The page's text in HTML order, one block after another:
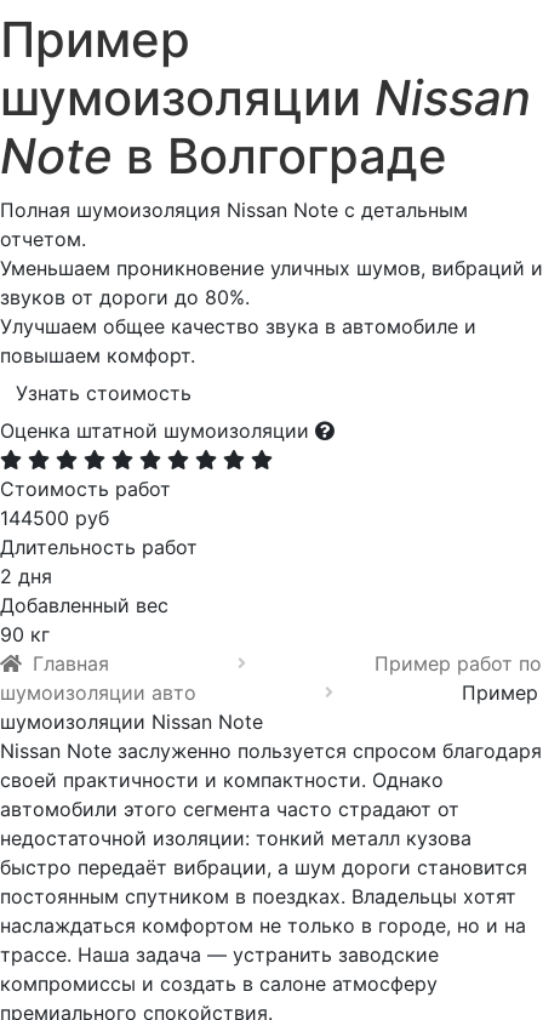
Пример
шумоизоляции Nissan
Note в Волгограде
Полная шумоизоляция Nissan Note с детальным
отчетом.
Уменьшаем проникновение уличных шумов, вибраций и
звуков от дороги до 80%.
Улучшаем общее качество звука в автомобиле и
повышаем комфорт.
Узнать стоимость
Оценка штатной шумоизоляции
Стоимость работ
144500 руб
Длительность работ
2 дня
Добавленный вес
90 кг
Главная
Пример работ по
шумоизоляции авто
Пример
шумоизоляции Nissan Note
Nissan Note заслуженно пользуется спросом благодаря
своей практичности и компактности. Однако
автомобили этого сегмента часто страдают от
недостаточной изоляции: тонкий металл кузова
быстро передаёт вибрации, а шум дороги становится
постоянным спутником в поездках. Владельцы хотят
наслаждаться комфортом не только в городе, но и на
трассе. Наша задача — устранить заводские
компромиссы и создать в салоне атмосферу
премиального спокойствия.